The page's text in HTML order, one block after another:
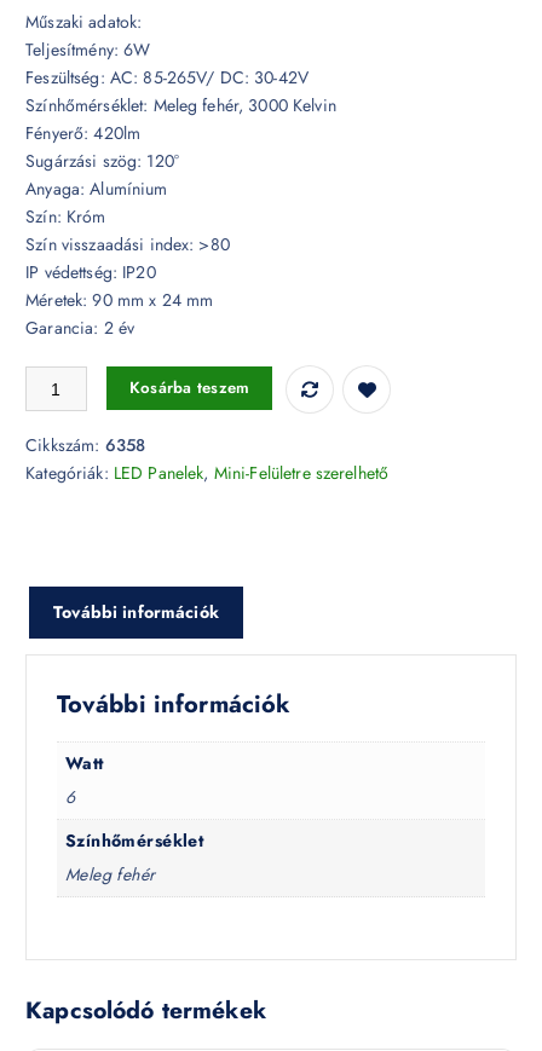
Műszaki adatok:
Teljesítmény: 6W
Feszültség: AC: 85-265V/ DC: 30-42V
Színhőmérséklet: Meleg fehér, 3000 Kelvin
Fényerő: 420lm
Sugárzási szög: 120°
Anyaga: Alumínium
Szín: Króm
Szín visszaadási index: >80
IP védettség: IP20
Méretek: 90 mm x 24 mm
Garancia: 2 év
Fém keretes 6W LED Slim Panel króm kerek, felületre szerelhető
Kosárba teszem
Cikkszám: 6358
Kategóriák: LED Panelek, Mini-Felületre szerelhető
További információk
További információk
Watt
6
Színhőmérséklet
Meleg fehér
Kapcsolódó termékek